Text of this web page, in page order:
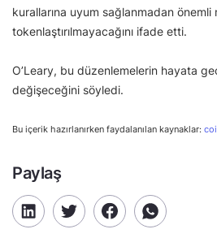
kurallarına uyum sağlanmadan
tokenlaştırılmayacağını ifade etti.
O’Leary, bu düzenlemelerin hayata
değişeceğini söyledi.
Bu içerik hazırlanırken faydalanılan kaynaklar:
Paylaş